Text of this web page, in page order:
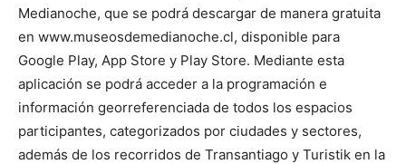
Medianoche, que se podrá descargar de manera gratuita
en www.museosdemedianoche.cl, disponible para
Google Play, App Store y Play Store. Mediante esta
aplicación se podrá acceder a la programación e
información georreferenciada de todos los espacios
participantes, categorizados por ciudades y sectores,
además de los recorridos de Transantiago y Turistik en la